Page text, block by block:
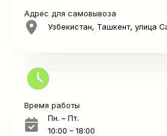
Адрес для самовывоза
Узбекистан, Ташкент, улица
Время работы
Пн. – Пт.
10:00 – 18:00